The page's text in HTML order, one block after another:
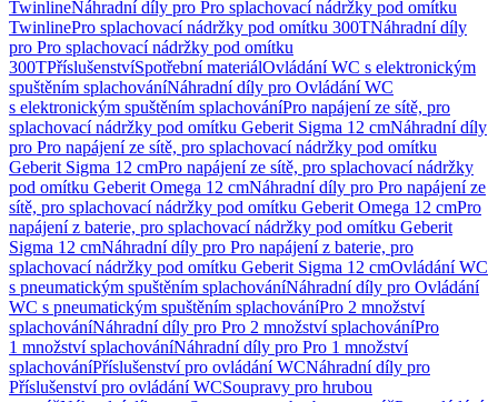
TwinlineNáhradní díly pro Pro splachovací nádržky pod omítku
TwinlinePro splachovací nádržky pod omítku 300TNáhradní díly
pro Pro splachovací nádržky pod omítku
300TPříslušenstvíSpotřební materiálOvládání WC s elektronickým
spuštěním splachováníNáhradní díly pro Ovládání WC
s elektronickým spuštěním splachováníPro napájení ze sítě, pro
splachovací nádržky pod omítku Geberit Sigma 12 cmNáhradní díly
pro Pro napájení ze sítě, pro splachovací nádržky pod omítku
Geberit Sigma 12 cmPro napájení ze sítě, pro splachovací nádržky
pod omítku Geberit Omega 12 cmNáhradní díly pro Pro napájení ze
sítě, pro splachovací nádržky pod omítku Geberit Omega 12 cmPro
napájení z baterie, pro splachovací nádržky pod omítku Geberit
Sigma 12 cmNáhradní díly pro Pro napájení z baterie, pro
splachovací nádržky pod omítku Geberit Sigma 12 cmOvládání WC
s pneumatickým spuštěním splachováníNáhradní díly pro Ovládání
WC s pneumatickým spuštěním splachováníPro 2 množství
splachováníNáhradní díly pro Pro 2 množství splachováníPro
1 množství splachováníNáhradní díly pro Pro 1 množství
splachováníPříslušenství pro ovládání WCNáhradní díly pro
Příslušenství pro ovládání WCSoupravy pro hrubou